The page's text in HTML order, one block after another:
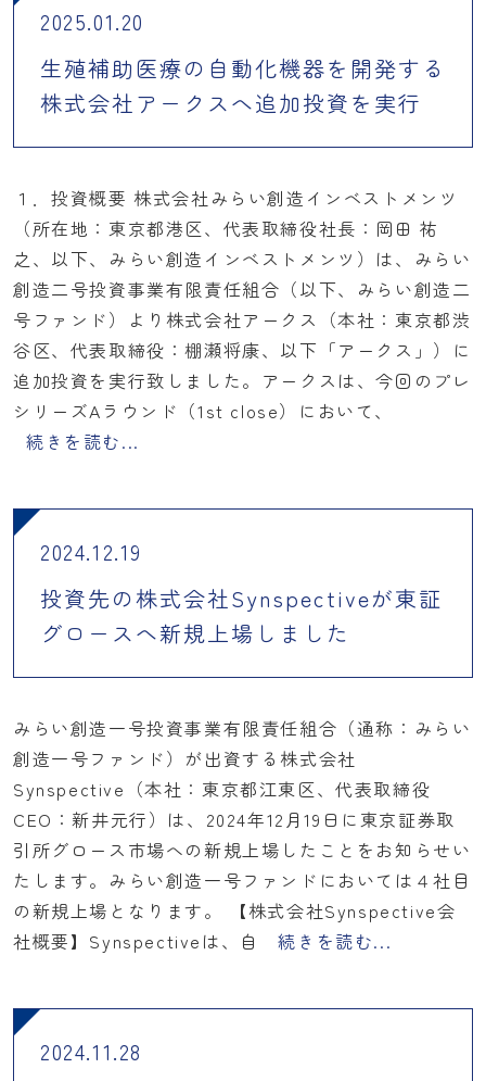
2025.01.20
生殖補助医療の自動化機器を開発する
株式会社アークスへ追加投資を実行
１．投資概要 株式会社みらい創造インベストメンツ
（所在地：東京都港区、代表取締役社長：岡田 祐
之、以下、みらい創造インベストメンツ）は、みらい
創造二号投資事業有限責任組合（以下、みらい創造二
号ファンド）より株式会社アークス（本社：東京都渋
谷区、代表取締役：棚瀬将康、以下「アークス」）に
追加投資を実行致しました。アークスは、今回のプレ
シリーズAラウンド（1st close）において、
続きを読む...
2024.12.19
投資先の株式会社Synspectiveが東証
グロースへ新規上場しました
みらい創造一号投資事業有限責任組合（通称：みらい
創造一号ファンド）が出資する株式会社
Synspective（本社：東京都江東区、代表取締役
CEO：新井元行）は、2024年12月19日に東京証券取
引所グロース市場への新規上場したことをお知らせい
たします。みらい創造一号ファンドにおいては４社目
の新規上場となります。 【株式会社Synspective会
社概要】Synspectiveは、自
続きを読む...
2024.11.28